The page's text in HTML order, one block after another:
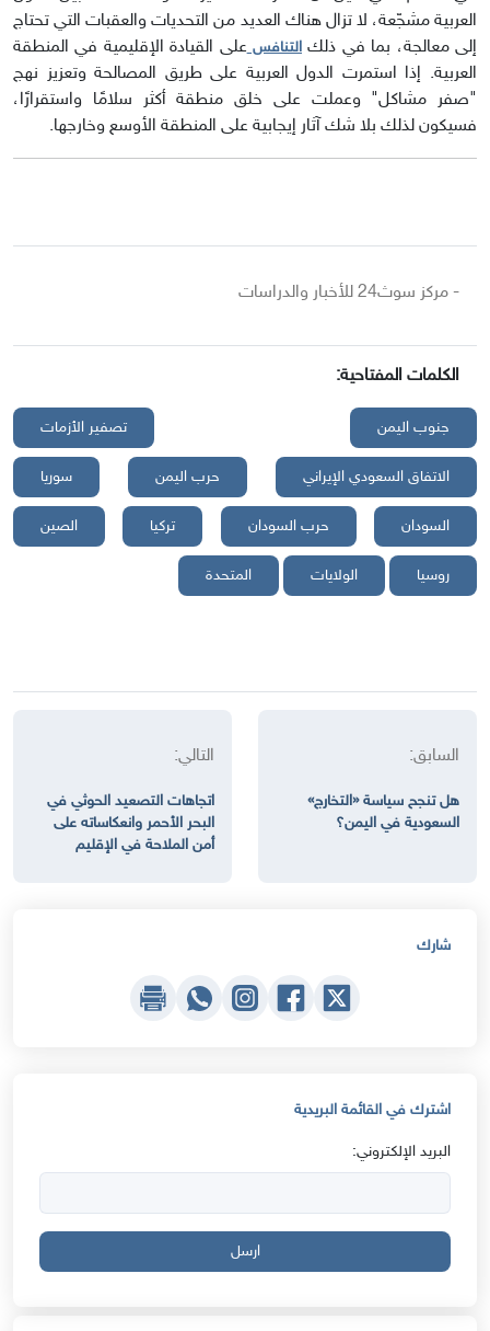
العربية مشجّعة، لا تزال هناك العديد من التحديات والعقبات التي تحتاج
إلى معالجة، بما في ذلك التنافس على القيادة الإقليمية في المنطقة
العربية. إذا استمرت الدول العربية على طريق المصالحة وتعزيز نهج
"صفر مشاكل" وعملت على خلق منطقة أكثر سلامًا واستقرارًا،
فسيكون لذلك بلا شك آثار إيجابية على المنطقة الأوسع وخارجها.
- مركز سوث24 للأخبار والدراسات
الكلمات المفتاحية:
جنوب اليمن تصفير الأزمات
الاتفاق السعودي الإيراني حرب اليمن سوريا
السودان حرب السودان تركيا الصين
روسيا الولايات المتحدة
السابق:
هل تنجح سياسة «التخارج»
السعودية في اليمن؟
التالي:
اتجاهات التصعيد الحوثي في
البحر الأحمر وانعكاساته على
أمن الملاحة في الإقليم
شارك
اشترك في القائمة البريدية
البريد الإلكتروني:
ارسل